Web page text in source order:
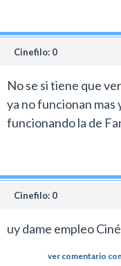
Cinefilo: 0
No se si tiene que
ya no funcionan mas
funcionando la de
Cinefilo: 0
uy dame empleo
ver comentario